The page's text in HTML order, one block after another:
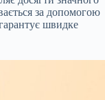
за допомогою
швидке